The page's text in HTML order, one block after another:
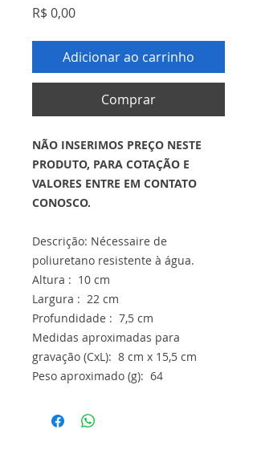
R$ 0,00Preço
Adicionar ao carrinho
Comprar
NÃO INSERIMOS PREÇO NESTE
PRODUTO, PARA COTAÇÃO E
VALORES ENTRE EM CONTATO
CONOSCO.
Descrição: Nécessaire de
poliuretano resistente à água.
Altura : 10 cm
Largura : 22 cm
Profundidade : 7,5 cm
Medidas aproximadas para
gravação (CxL): 8 cm x 15,5 cm
Peso aproximado (g): 64